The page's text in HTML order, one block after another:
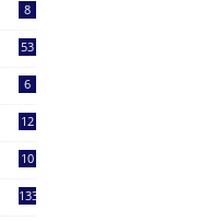
8
53
6
12
10
133